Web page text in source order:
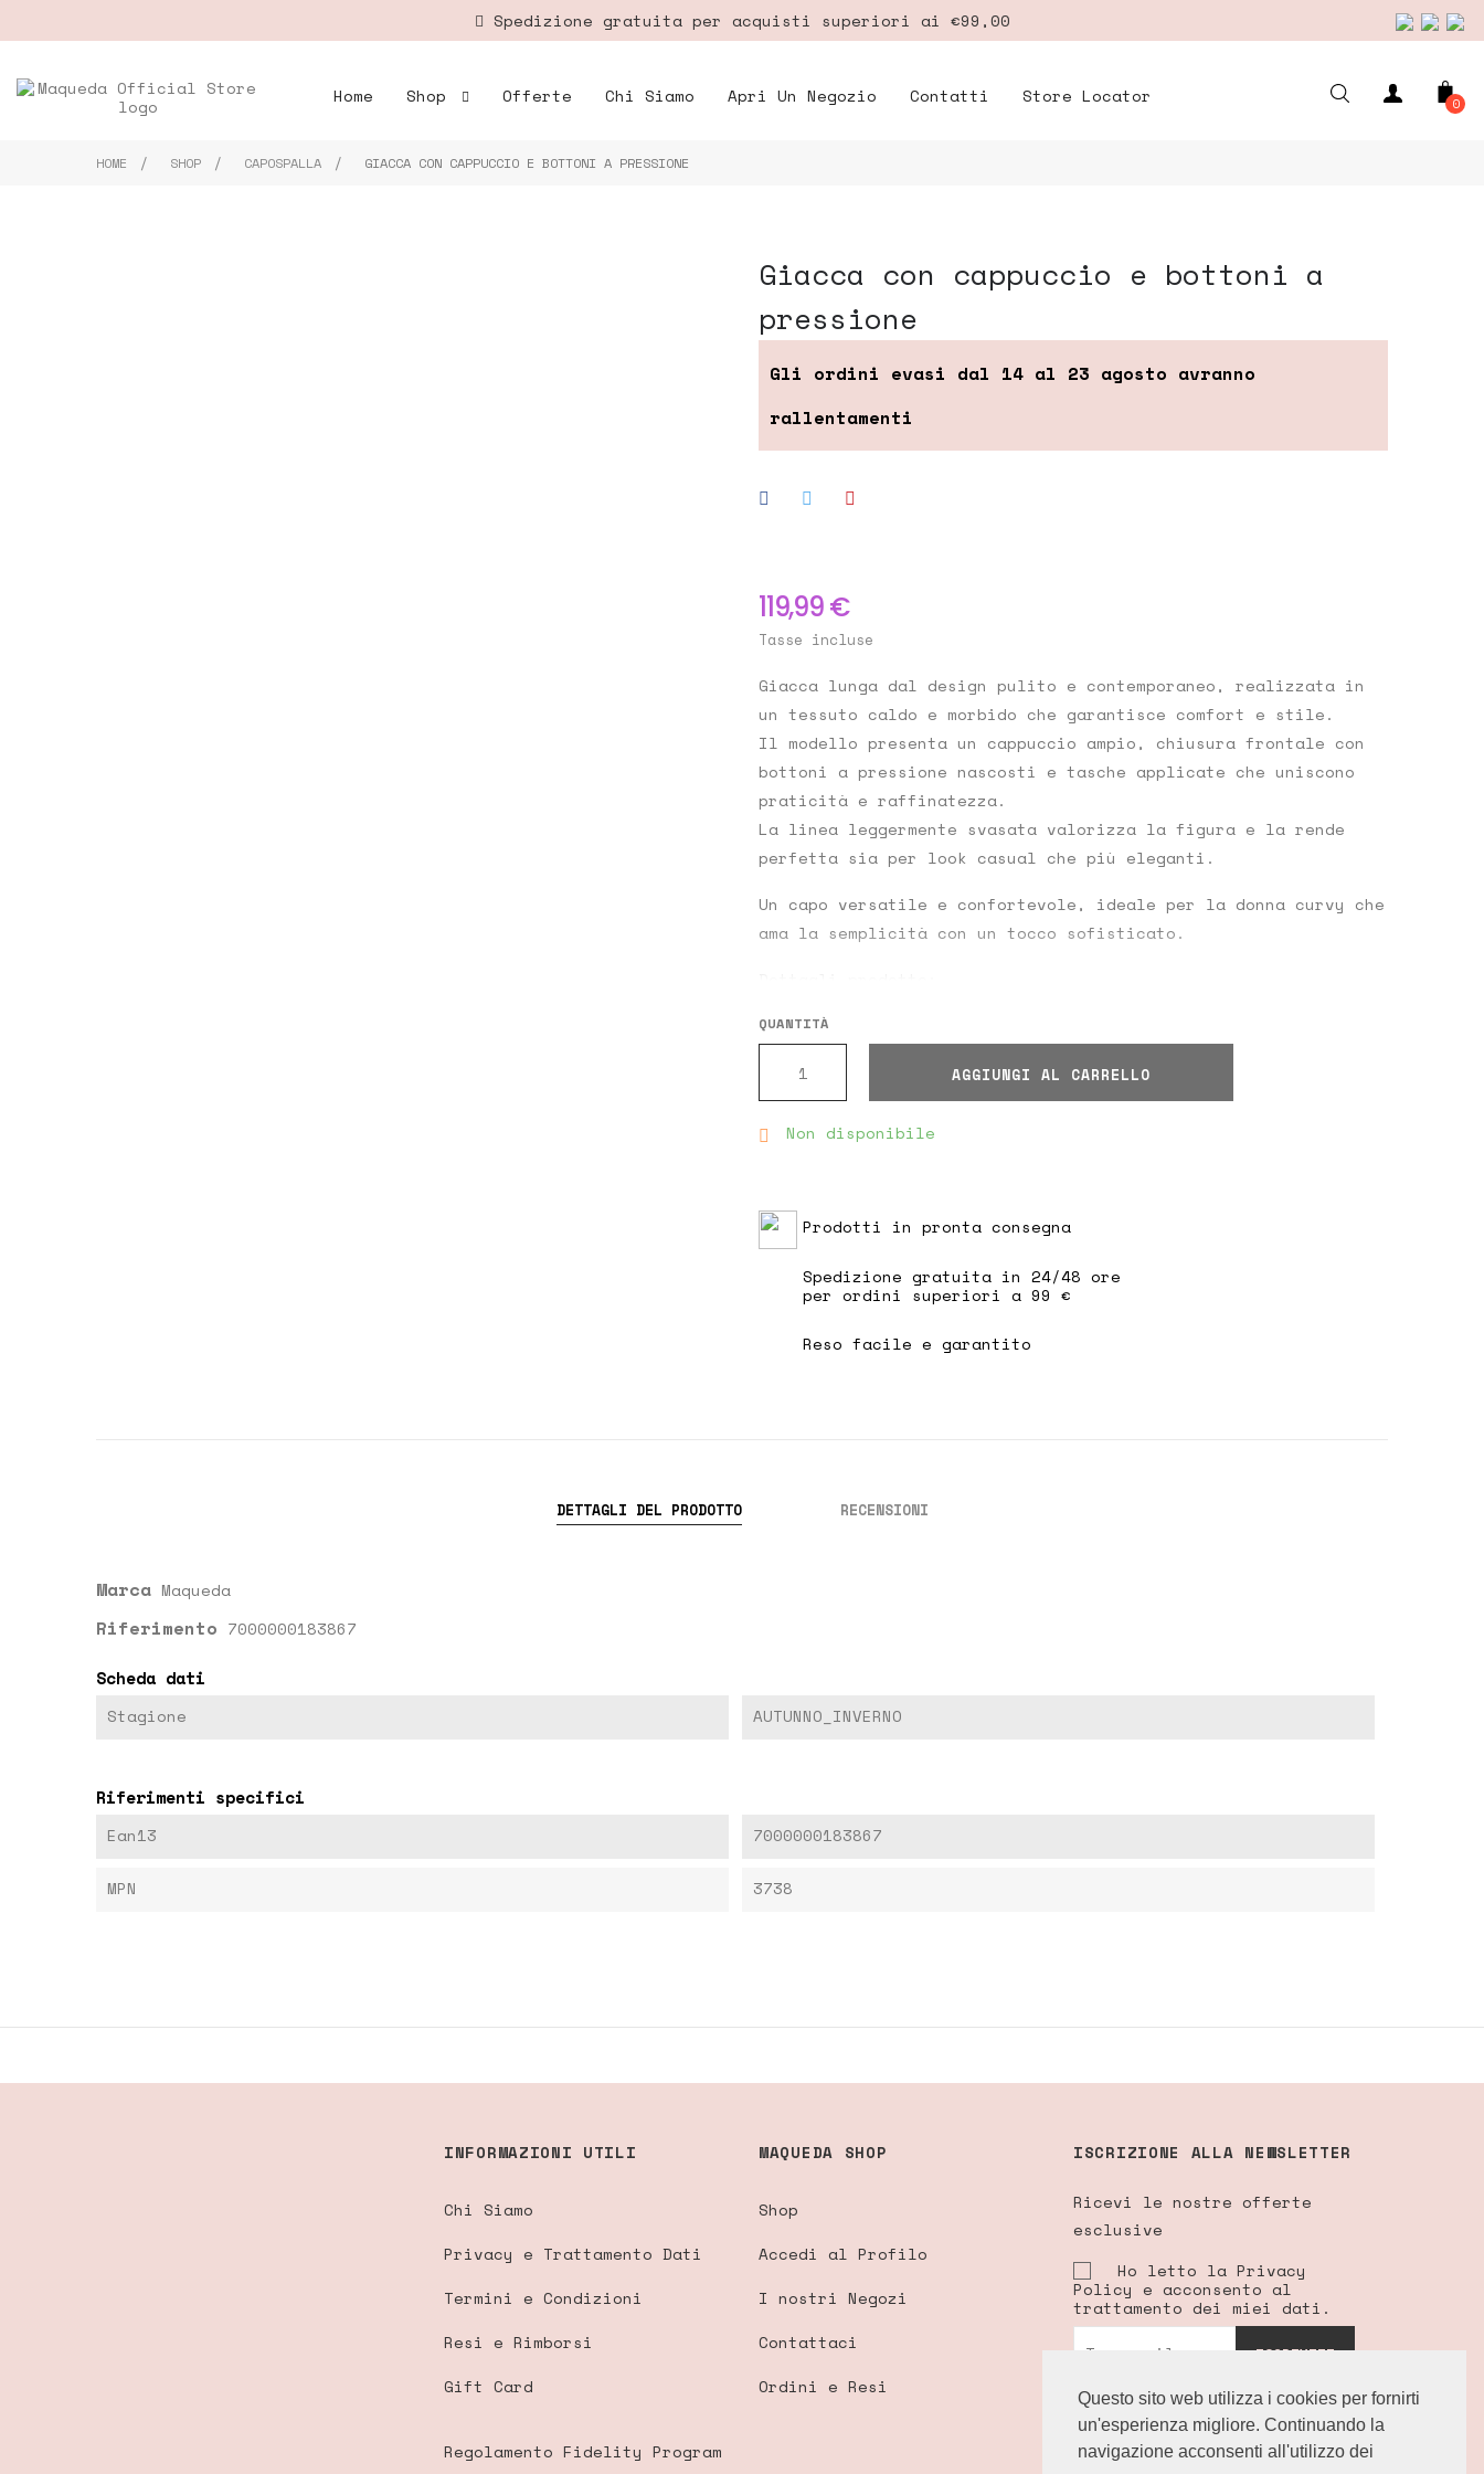
Questo sito web utilizza i cookies per fornirti
un'esperienza migliore. Continuando la
navigazione acconsenti all'utilizzo dei
Spedizione gratuita per acquisti superiori ai €99,00
Home Shop Offerte Chi Siamo Apri Un Negozio Contatti Store Locator 0
HOME SHOP CAPOSPALLA GIACCA CON CAPPUCCIO E BOTTONI A PRESSIONE
giacca con cappuccio e bottoni a
pressione
119,99 €
Tasse incluse
Giacca lunga dal design pulito e contemporaneo, realizzata in
un tessuto caldo e morbido che garantisce comfort e stile.
Il modello presenta un cappuccio ampio, chiusura frontale con
bottoni a pressione nascosti e tasche applicate che uniscono
praticità e raffinatezza.
La linea leggermente svasata valorizza la figura e la rende
perfetta sia per look casual che più eleganti.
Un capo versatile e confortevole, ideale per la donna curvy che
ama la semplicità con un tocco sofisticato.
La modella è alta
QUANTITÀ
AGGIUNGI AL CARRELLO
 Non disponibile
Prodotti in pronta consegna
Spedizione gratuita in 24/48 ore
per ordini superiori a 99 €
Reso facile e garantito
DETTAGLI DEL PRODOTTO RECENSIONI
Marca Maqueda
Riferimento 7000000183867
Scheda dati
Stagione AUTUNNO_INVERNO
Riferimenti specifici
Ean13 7000000183867
MPN 3738
INFORMAZIONI UTILI
Chi Siamo
Privacy e Trattamento Dati
Termini e Condizioni
Resi e Rimborsi
Gift Card
Regolamento Fidelity Program
MAQUEDA SHOP
Shop
Accedi al Profilo
I nostri Negozi
Contattaci
Ordini e Resi
ISCRIZIONE ALLA NEWSLETTER
Ricevi le nostre offerte
esclusive
Ho letto la Privacy
Policy e acconsento al
trattamento dei miei dati.
ISCRIVITI